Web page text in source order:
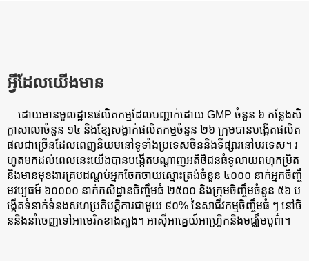
អ្វីដែលយើងមាន
ដោយមានមូលដ្ឋានផលិតកម្មដែលបញ្ជាក់ដោយ GMP ចំនួន ៦ កន្លែងសិ
ក្ខាសាលាចំនួន ១៤ និងខ្សែសង្វាក់ផលិតកម្មចំនួន ២៦ ក្រុមបានបង្កើតផលិត
ផលជាច្រើនដែលពេញនិយមនៅទូទាំងប្រទេសចិននិងទីផ្សារនៅបរទេស។ រ
ហូតមកដល់ពេលនេះយើងបានបង្កើតបណ្តាញអតិថិជនធំទូលាយពហុកម្រិត
និងមានមុខងារគ្របដណ្តប់អ្នកចែកចាយស្មោះត្រង់ចំនួន ៤០០០ នាក់អ្នកចិញ្ចឹ
មវប្បធម៍ ៦០០០០ នាក់កសិដ្ឋានចិញ្ចឹមធំ ២៥០០ និងក្រុមចិញ្ចឹមចំនួន ៥៦ ប
ង្កើតទំនាក់ទំនងសហប្រតិបត្តិការជាមួយ ៩០% នៃសាជីវកម្មចិញ្ចឹមធំ ៗ នៅចិ
ននិងនាំចេញទៅអាមេរិកខាងត្បូង។ អាស៊ីអាគ្នេយ៍អាហ្វ្រិកនិងមជ្ឈឹមបូព៌ា។